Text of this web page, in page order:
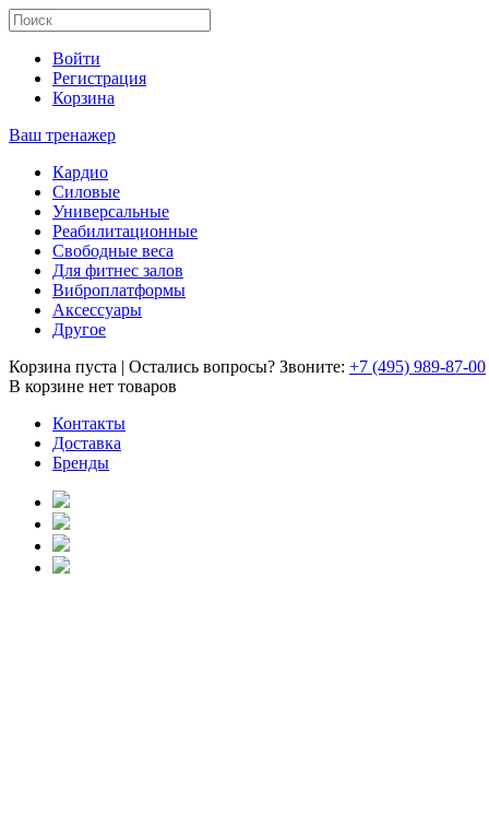
Войти
Регистрация
Корзина
Ваш тренажер
Кардио
Силовые
Универсальные
Реабилитационные
Свободные веса
Для фитнес залов
Виброплатформы
Аксессуары
Другое
Корзина пуста | Остались вопросы? Звоните: +7 (495) 989-87-00
В корзине нет товаров
Контакты
Доставка
Бренды